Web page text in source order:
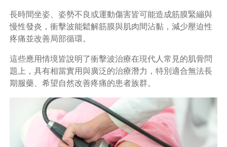
長時間坐姿、姿勢不良或運動傷害皆可能造成筋膜緊繃與
慢性發炎，衝擊波能鬆解筋膜與肌肉間沾黏，減少壓迫性
疼痛並改善局部循環。
這些應用情境皆說明了衝擊波治療在現代人常見的肌骨問
題上，具有相當實用與廣泛的治療潛力，特別適合無法長
期服藥、希望自然改善疼痛的患者族群。